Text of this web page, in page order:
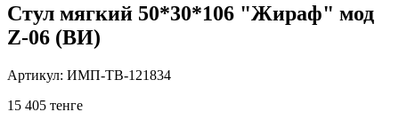
Стул мягкий 50*30*106 "Жираф" мод
Z-06 (ВИ)
Артикул: ИМП-ТВ-121834
15 405 тенге